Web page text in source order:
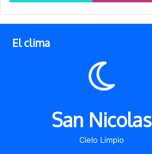
El clima
San Nicolas
Cielo Limpio